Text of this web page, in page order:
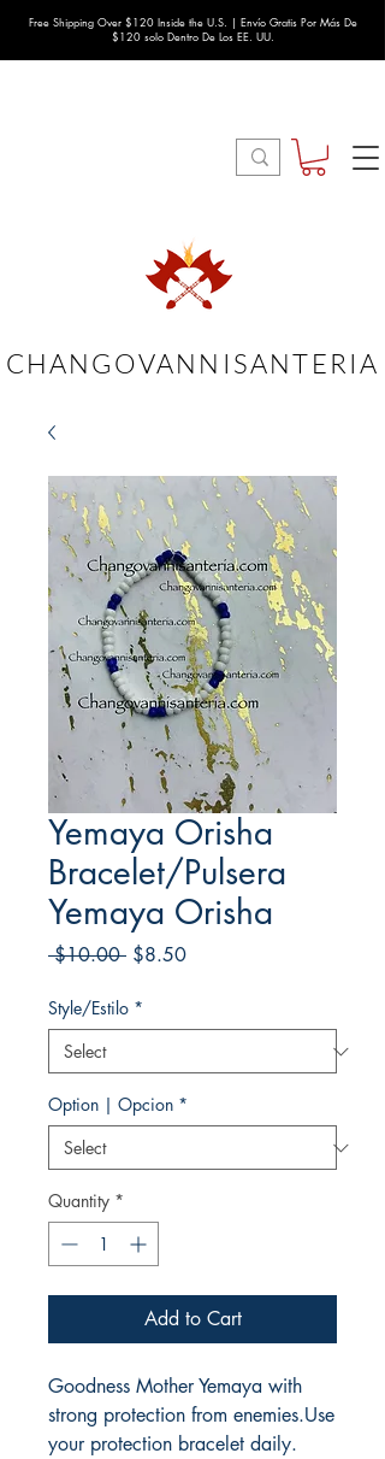
Free Shipping Over $120 Inside the U.S. | Envío Gratis Por Más De
$120 solo Dentro De Los EE. UU.
CHANGOVANNISANTERIA
Yemaya Orisha
Bracelet/Pulsera
Yemaya Orisha
$10.00 Regular
$8.50Sale
Style/Estilo *
Option | Opcion *
Quantity *
Add to Cart
Goodness Mother Yemaya with
strong protection from enemies.Use
your protection bracelet daily.